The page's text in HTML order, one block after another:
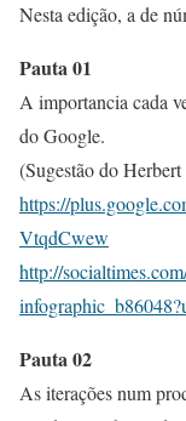
Nesta edição, a de
Pauta 01
A importancia cada
do Google.
(Sugestão do
https://
VtqdCwew
http://
Pauta 02
As iterações num